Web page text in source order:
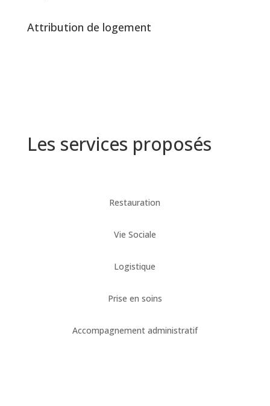
Attribution de logement
Les services proposés
Restauration
Vie Sociale
Logistique
Prise en soins
Accompagnement administratif